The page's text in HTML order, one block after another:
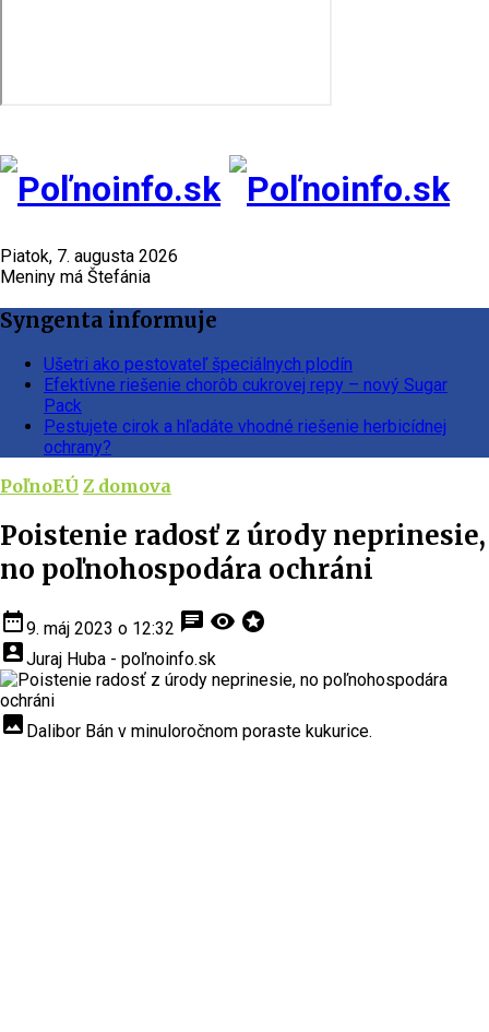
Piatok, 7. augusta 2026
Meniny má Štefánia
Syngenta informuje
Ušetri ako pestovateľ špeciálnych plodín
Efektívne riešenie chorôb cukrovej repy – nový Sugar
Pack
Pestujete cirok a hľadáte vhodné riešenie herbicídnej
ochrany?
PoľnoEÚ Z domova
Poistenie radosť z úrody neprinesie,
no poľnohospodára ochráni
date_range9. máj 2023 o 12:32 chat visibility stars
account_boxJuraj Huba - poľnoinfo.sk
insert_photo Dalibor Bán v minuloročnom poraste kukurice.